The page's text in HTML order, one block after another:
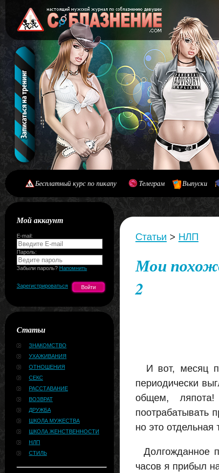
Бесплатный курс по пикапу Телеграм Выпуски
Мой аккаунт
E-mail:
Пароль:
Забыли пароль? Напомнить
Зарегистрироваться
Статьи
ЗНАКОМСТВО
УХАЖИВАНИЯ
ОТНОШЕНИЯ
СЕКС
РАССТАВАНИЕ
ВОЗВРАТ
ДРУЖБА
ШКОЛА МУЖЕСТВА
ШКОЛА ЖЕНСТВЕННОСТИ
НЛП
СТИЛЬ
Статьи > НЛП
Мои
2
И вот, месяц
периодически
общем,
поотрабатывать
но это
Долгожданное
часов я прибыл